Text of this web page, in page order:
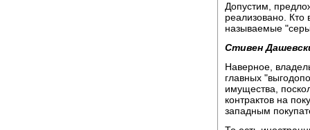
Допустим,
реализовано. Кто
называемые
Стивен
Наверное,
главных
имущества,
контрактов на
западным